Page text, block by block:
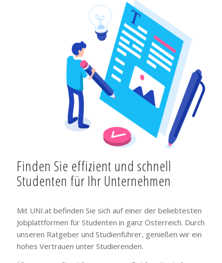
Finden Sie effizient und schnell
Studenten für Ihr Unternehmen
Mit UNI.at befinden Sie sich auf einer der beliebtesten
Jobplattformen für Studenten in ganz Österreich. Durch
unseren Ratgeber und Studienführer, genießen wir ein
hohes Vertrauen unter Studierenden.